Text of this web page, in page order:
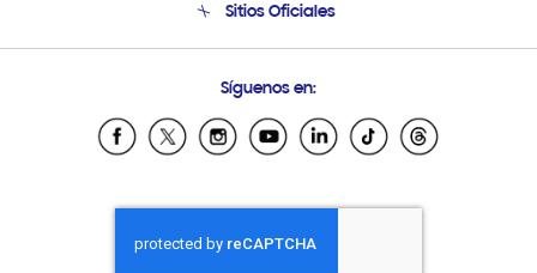
Condiciones de Compra
Soporte vía eMail
Sitios Oficiales
Samsung Ecuador
Samsung El Salvador
Samsung Honduras
Samsung Nicaragua
Síguenos en: